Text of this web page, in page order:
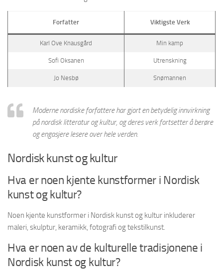
Forfatter Viktigste Verk
Karl Ove Knausgård Min kamp
Sofi Oksanen Utrenskning
Jo Nesbø Snømannen
Moderne nordiske forfattere har gjort en betydelig innvirkning
på nordisk litteratur og kultur, og deres verk fortsetter å berøre
og engasjere lesere over hele verden.
Nordisk kunst og kultur
Hva er noen kjente kunstformer i Nordisk
kunst og kultur?
Noen kjente kunstformer i Nordisk kunst og kultur inkluderer
maleri, skulptur, keramikk, fotografi og tekstilkunst.
Hva er noen av de kulturelle tradisjonene i
Nordisk kunst og kultur?